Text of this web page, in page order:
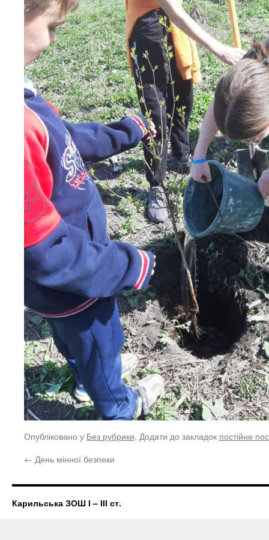
Опубліковано у Без рубрики. Додати до закладок постійне
← День мінної безпеки
Карильська ЗОШ І – ІІІ ст.